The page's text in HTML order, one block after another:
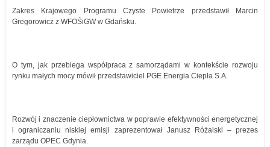
Zakres Krajowego Programu Czyste Powietrze przedstawił Marcin
Gregorowicz z WFOŚiGW w Gdańsku.
O tym, jak przebiega współpraca z samorządami w kontekście rozwoju
rynku małych mocy mówił przedstawiciel PGE Energia Ciepła S.A.
Rozwój i znaczenie ciepłownictwa w poprawie efektywności energetycznej
i ograniczaniu niskiej emisji zaprezentował Janusz Różalski – prezes
zarządu OPEC Gdynia.